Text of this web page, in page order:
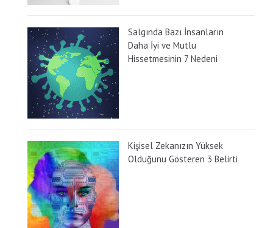
Salgında Bazı İnsanların
Daha İyi ve Mutlu
Hissetmesinin 7 Nedeni
Kişisel Zekanızın Yüksek
Olduğunu Gösteren 3 Belirti